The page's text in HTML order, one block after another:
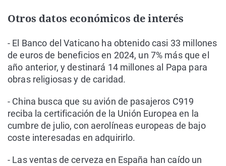
Otros datos económicos de interés
- El Banco del Vaticano ha obtenido casi 33 millones
de euros de beneficios en 2024, un 7% más que el
año anterior, y destinará 14 millones al Papa para
obras religiosas y de caridad.
- China busca que su avión de pasajeros C919
reciba la certificación de la Unión Europea en la
cumbre de julio, con aerolíneas europeas de bajo
coste interesadas en adquirirlo.
- Las ventas de cerveza en España han caído un